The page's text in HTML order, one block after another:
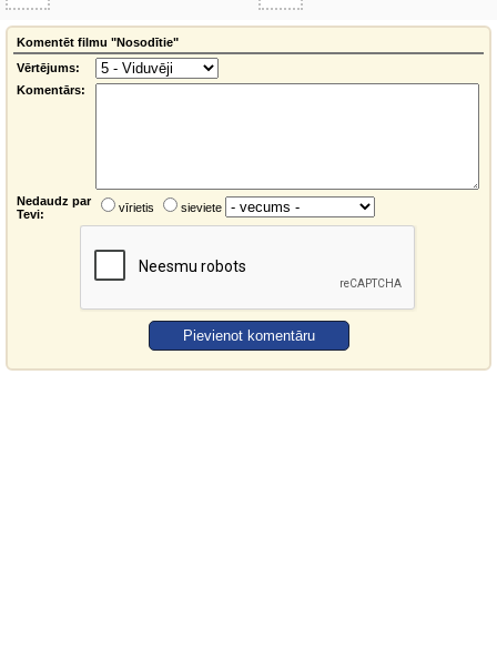
Komentēt filmu "Nosodītie"
Vērtējums:
Komentārs:
Nedaudz par
Tevi:
vīrietis sieviete